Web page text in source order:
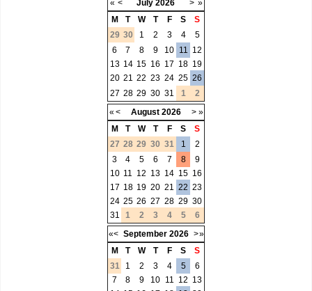
« < July 2026 > »
M
T W T F S
S
29 30 1 2 3 4
5
6
7 8 9 10 11 12
13 14 15 16 17 18 19
20 21 22 23 24 25 26
27 28 29 30 31 1
2
« < August 2026 > »
M
T W T F S
S
27 28 29 30 31 1
2
3
4 5 6 7 8
9
10 11 12 13 14 15 16
17 18 19 20 21 22 23
24 25 26 27 28 29 30
31
1 2 3 4 5
6
«< September 2026 >»
M
T W T F S
S
31
1 2 3 4 5
6
7
8 9 10 11 12 13